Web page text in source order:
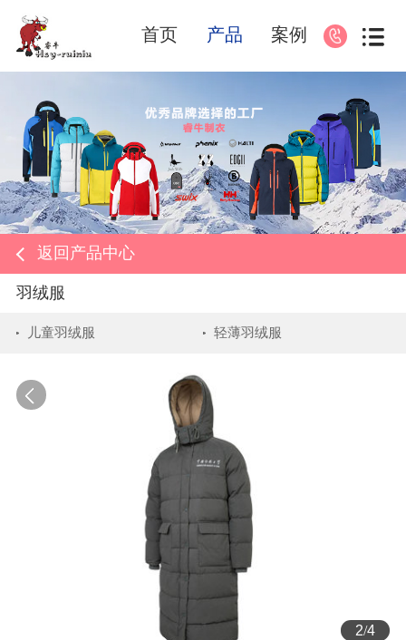
首页 产品 案例
返回产品中心
羽绒服
儿童羽绒服 轻薄羽绒服
2/4